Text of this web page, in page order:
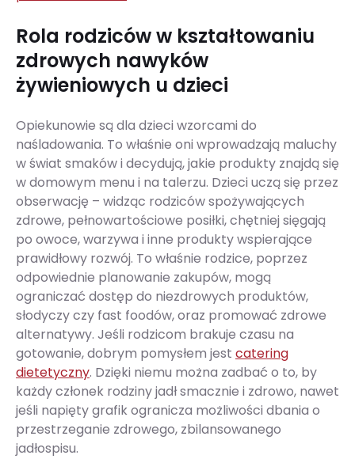
Rola rodziców w kształtowaniu
zdrowych nawyków
żywieniowych u dzieci
Opiekunowie są dla dzieci wzorcami do
naśladowania. To właśnie oni wprowadzają maluchy
w świat smaków i decydują, jakie produkty znajdą się
w domowym menu i na talerzu. Dzieci uczą się przez
obserwację – widząc rodziców spożywających
zdrowe, pełnowartościowe posiłki, chętniej sięgają
po owoce, warzywa i inne produkty wspierające
prawidłowy rozwój. To właśnie rodzice, poprzez
odpowiednie planowanie zakupów, mogą
ograniczać dostęp do niezdrowych produktów,
słodyczy czy fast foodów, oraz promować zdrowe
alternatywy. Jeśli rodzicom brakuje czasu na
gotowanie, dobrym pomysłem jest catering
dietetyczny. Dzięki niemu można zadbać o to, by
każdy członek rodziny jadł smacznie i zdrowo, nawet
jeśli napięty grafik ogranicza możliwości dbania o
przestrzeganie zdrowego, zbilansowanego
jadłospisu.